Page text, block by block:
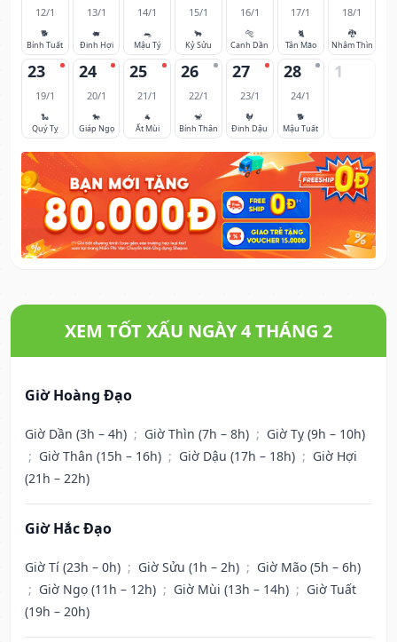
12/1
🐕
Bính Tuất
13/1
🐖
Đinh Hợi
14/1
🐀
Mậu Tý
15/1
🐂
Kỷ Sửu
16/1
🐅
Canh Dần
17/1
🐈
Tân Mão
18/1
🐉
Nhâm Thìn
23
19/1
🐍
Quý Tỵ
24
20/1
🐎
Giáp Ngọ
25
21/1
🐐
Ất Mùi
26
22/1
🐒
Bính Thân
27
23/1
🐓
Đinh Dậu
28
24/1
🐕
Mậu Tuất
1
XEM TỐT XẤU NGÀY 4 THÁNG 2
Giờ Hoàng Đạo
Giờ Dần (3h – 4h) ; Giờ Thìn (7h – 8h) ; Giờ Tỵ (9h – 10h)
; Giờ Thân (15h – 16h) ; Giờ Dậu (17h – 18h) ; Giờ Hợi
(21h – 22h)
Giờ Hắc Đạo
Giờ Tí (23h – 0h) ; Giờ Sửu (1h – 2h) ; Giờ Mão (5h – 6h)
; Giờ Ngọ (11h – 12h) ; Giờ Mùi (13h – 14h) ; Giờ Tuất
(19h – 20h)